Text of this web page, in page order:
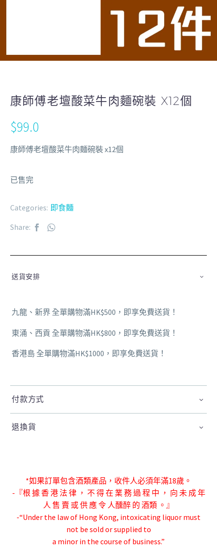
康師傅老壇酸菜牛肉麵碗裝 X12個
$99.0
康師傅老壇酸菜牛肉麵碗裝 x12個
已售完
Categories: 即食麵
Share:
送貨安排
九龍、新界 全單購物滿HK$500，即享免費送貨！
東涌、西貢 全單購物滿HK$800，即享免費送貨！
香港島 全單購物滿HK$1000，即享免費送貨！
付款方式
退換貨
*如果訂單包含酒類產品，收件人必須年滿18歲。
-『根 據 香 港 法 律 ， 不 得 在 業 務 過 程 中 ， 向 未 成 年
人 售 賣 或 供 應 令 人醺醉 的 酒類 。』
-“Under the law of Hong Kong, intoxicating liquor must
not be sold or supplied to
a minor in the course of business.”